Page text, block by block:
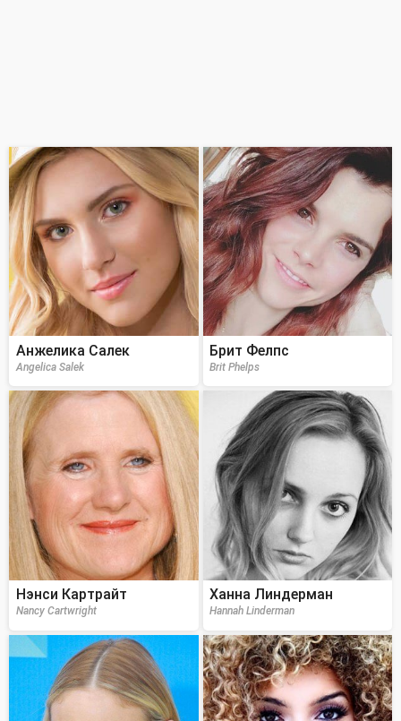
Анжелика Салек
Angelica Salek
Брит Фелпс
Brit Phelps
Нэнси Картрайт
Nancy Cartwright
Ханна Линдерман
Hannah Linderman